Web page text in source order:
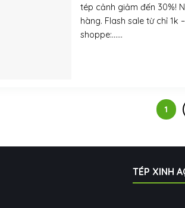
tép cảnh giảm đến 30%!
hàng. Flash sale từ chỉ
shoppe:......
1
TÉP XINH